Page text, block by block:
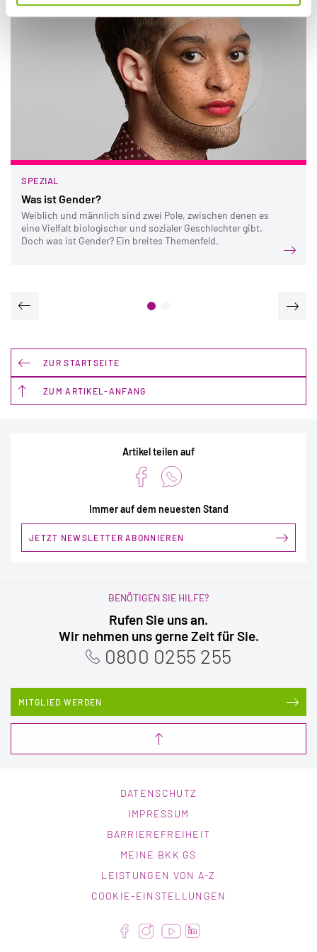
SPEZIAL
Was ist Gender?
Weiblich und männlich sind zwei Pole, zwischen denen es
eine Vielfalt biologischer und sozialer Geschlechter gibt.
Doch was ist Gender? Ein breites Themenfeld.
ZUR STARTSEITE
ZUM ARTIKEL-ANFANG
Artikel teilen auf
Immer auf dem neuesten Stand
JETZT NEWSLETTER ABONNIEREN
BENÖTIGEN SIE HILFE?
Rufen Sie uns an.
Wir nehmen uns gerne Zeit für Sie.
0800 0255 255
MITGLIED WERDEN
DATENSCHUTZ
IMPRESSUM
BARRIEREFREIHEIT
MEINE BKK GS
LEISTUNGEN VON A-Z
COOKIE-EINSTELLUNGEN